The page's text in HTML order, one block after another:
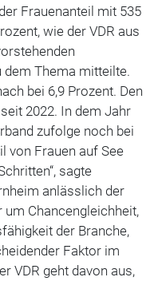
Frauenanteil mit 535
wie der VDR aus
Thema mitteilte.
bei 6,9 Prozent. Den
2022. In dem Jahr
zufolge noch bei
von Frauen auf See
“, sagte
anlässlich der
um Chancengleichheit,
der Branche,
Faktor im
VDR geht davon aus,